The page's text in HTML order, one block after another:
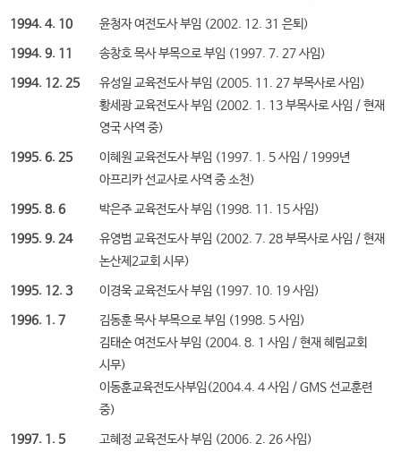
1994. 4. 10 윤청자 여전도사 부임 (2002. 12. 31 은퇴)
1994. 9. 11 송창호 목사 부목으로 부임 (1997. 7. 27 사임)
1994. 12. 25
유성일 교육전도사 부임 (2005. 11. 27 부목사로 사임)
황세광 교육전도사 부임 (2002. 1. 13 부목사로 사임 / 현재
영국 사역 중)
1995. 6. 25
이혜원 교육전도사 부임 (1997. 1. 5 사임 / 1999년
아프리카 선교사로 사역 중 소천)
1995. 8. 6 박은주 교육전도사 부임 (1998. 11. 15 사임)
1995. 9. 24
유영범 교육전도사 부임 (2002. 7. 28 부목사로 사임 / 현재
논산제2교회 시무)
1995. 12. 3 이경욱 교육전도사 부임 (1997. 10. 19 사임)
1996. 1. 7
김동훈 목사 부목으로 부임 (1998. 5 사임)
김태순 여전도사 부임 (2004. 8. 1 사임 / 현재 혜림교회
시무)
이동훈교육전도사부임(2004.4. 4 사임 / GMS 선교훈련
중)
1997. 1. 5 고혜정 교육전도사 부임 (2006. 2. 26 사임)